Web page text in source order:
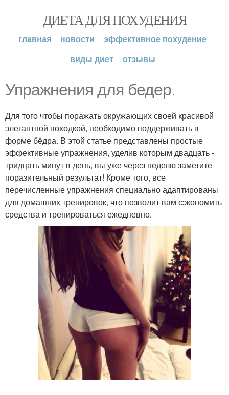
ДИЕТА ДЛЯ ПОХУДЕНИЯ
главная новости
эффективное похудение
виды диет
отзывы
Упражнения для бедер.
Для того чтобы поражать окружающих своей красивой
элегантной походкой, необходимо поддерживать в
форме бёдра. В этой статье представлены простые
эффективные упражнения, уделив которым двадцать -
тридцать минут в день, вы уже через неделю заметите
поразительный результат! Кроме того, все
перечисленные упражнения специально адаптированы
для домашних тренировок, что позволит вам сэкономить
средства и тренироваться ежедневно.